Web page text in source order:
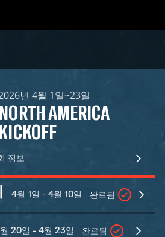
년 4월 1일~23일
NORTH AMERICA
KICKOFF
정보
4월 1일 - 4월 10일 완료됨
20일 - 4월 23일 완료됨